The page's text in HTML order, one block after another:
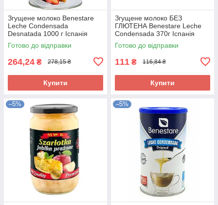
Згущене молоко Benestare
Leche Condensada
Desnatada 1000 г Іспанія
Готово до відправки
264,24 ₴ 278,15 ₴
Купити
Згущене молоко БЕЗ
ГЛЮТЕНА Benestare Leche
Condensada 370г Іспанія
Готово до відправки
111 ₴ 116,84 ₴
Купити
–5% –5%